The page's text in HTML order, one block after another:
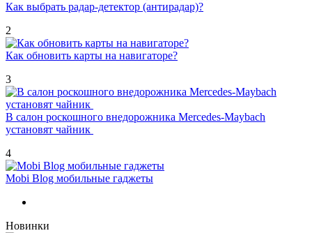
Как выбрать радар-детектор (антирадар)?
2
Как обновить карты на навигаторе?
3
В салон роскошного внедорожника Mercedes-Maybach
установят чайник
4
Mobi Blog мобильные гаджеты
Новинки